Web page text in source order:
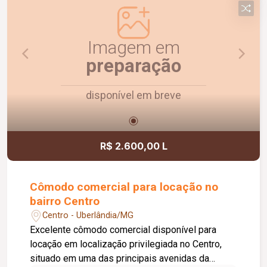
Agende uma visita e conheça!
Imagem em
preparação
disponível em breve
R$ 2.600,00 L
Cômodo comercial para locação no
bairro Centro
Centro - Uberlândia/MG
Excelente cômodo comercial disponível para
locação em localização privilegiada no Centro,
situado em uma das principais avenidas da